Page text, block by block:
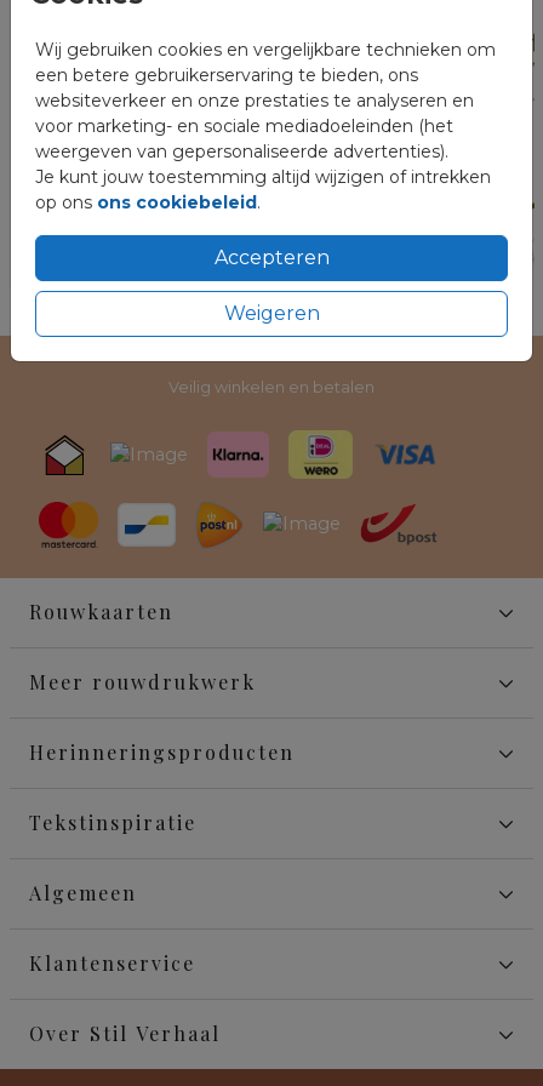
Wij gebruiken cookies en vergelijkbare technieken om
een betere gebruikerservaring te bieden, ons
websiteverkeer en onze prestaties te analyseren en
voor marketing- en sociale mediadoeleinden (het
weergeven van gepersonaliseerde advertenties).
Je kunt jouw toestemming altijd wijzigen of intrekken
op ons ons cookiebeleid.
Accepteren
Weigeren
Veilig winkelen en betalen
Rouwkaarten
Meer rouwdrukwerk
Herinneringsproducten
Tekstinspiratie
Algemeen
Klantenservice
Over Stil Verhaal